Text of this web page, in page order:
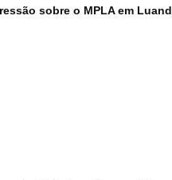
sobre o MPLA em